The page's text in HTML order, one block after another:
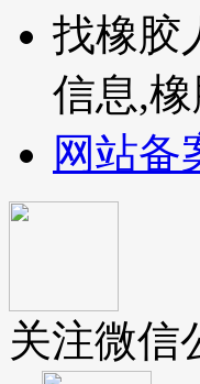
找橡胶
信息,
网站备
关注微信